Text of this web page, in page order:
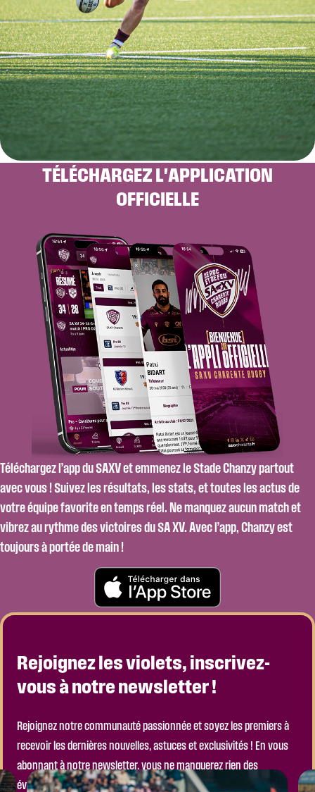
TÉLÉCHARGEZ L'APPLICATION
OFFICIELLE
Téléchargez l’app du SAXV et emmenez le Stade Chanzy partout
avec vous ! Suivez les résultats, les stats, et toutes les actus de
votre équipe favorite en temps réel. Ne manquez aucun match et
vibrez au rythme des victoires du SA XV. Avec l’app, Chanzy est
toujours à portée de main !
Rejoignez les violets, inscrivez-
vous à notre newsletter !
Rejoignez notre communauté passionnée et soyez les premiers à
recevoir les dernières nouvelles, astuces et exclusivités ! En vous
abonnant à notre newsletter, vous ne manquerez rien des
événements à venir, ni des actualités importantes de notre club.